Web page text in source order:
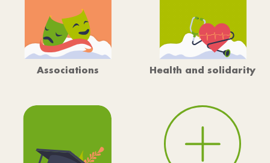
Associations Health and solidarity